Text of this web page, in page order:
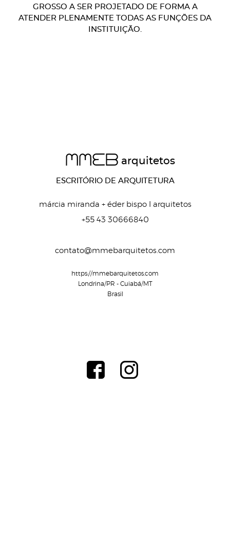
GROSSO A SER PROJETADO DE FORMA A
ATENDER PLENAMENTE TODAS AS FUNÇÕES DA
INSTITUIÇÃO.
MMEB arquitetos
ESCRITÓRIO DE ARQUITETURA
márcia miranda + éder bispo I arquitetos
+55 43 30666840
contato@mmebarquitetos.com
https://mmebarquitetos.com
Londrina/PR - Cuiabá/MT
Brasil